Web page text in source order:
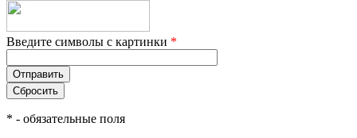
Введите символы с картинки *
* - обязательные поля